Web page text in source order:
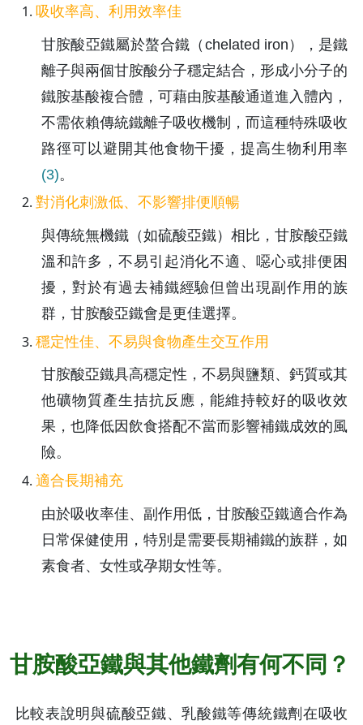
吸收率高、利用效率佳
甘胺酸亞鐵屬於螯合鐵（chelated iron），是鐵
離子與兩個甘胺酸分子穩定結合，形成小分子的
鐵胺基酸複合體，可藉由胺基酸通道進入體內，
不需依賴傳統鐵離子吸收機制，而這種特殊吸收
路徑可以避開其他食物干擾，提高生物利用率
(3)。
對消化刺激低、不影響排便順暢
與傳統無機鐵（如硫酸亞鐵）相比，甘胺酸亞鐵
溫和許多，不易引起消化不適、噁心或排便困
擾，對於有過去補鐵經驗但曾出現副作用的族
群，甘胺酸亞鐵會是更佳選擇。
穩定性佳、不易與食物產生交互作用
甘胺酸亞鐵具高穩定性，不易與鹽類、鈣質或其
他礦物質產生拮抗反應，能維持較好的吸收效
果，也降低因飲食搭配不當而影響補鐵成效的風
險。
適合長期補充
由於吸收率佳、副作用低，甘胺酸亞鐵適合作為
日常保健使用，特別是需要長期補鐵的族群，如
素食者、女性或孕期女性等。
甘胺酸亞鐵與其他鐵劑有何不同？
比較表說明與硫酸亞鐵、乳酸鐵等傳統鐵劑在吸收